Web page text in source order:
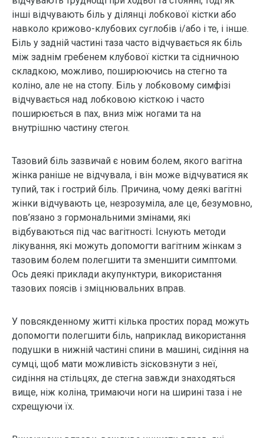
інші відчувають біль у ділянці лобкової кістки або
навколо крижово-клубових суглобів і/або і те, і інше.
Біль у задній частині таза часто відчувається як біль
між заднім гребенем клубової кістки та сідничною
складкою, можливо, поширюючись на стегно та
коліно, але не на стопу. Біль у лобковому симфізі
відчувається над лобковою кісткою і часто
поширюється в пах, вниз між ногами та на
внутрішню частину стегон.
Тазовий біль зазвичай є новим болем, якого вагітна
жінка раніше не відчувала, і він може відчуватися як
тупий, так і гострий біль. Причина, чому деякі вагітні
жінки відчувають це, незрозуміла, але це, безумовно,
пов’язано з гормональними змінами, які
відбуваються під час вагітності. Існують методи
лікування, які можуть допомогти вагітним жінкам з
тазовим болем полегшити та зменшити симптоми.
Ось деякі приклади акупунктури, використання
тазових поясів і зміцнювальних вправ.
У повсякденному житті кілька простих порад можуть
допомогти полегшити біль, наприклад використання
подушки в нижній частині спини в машині, сидіння на
сумці, щоб мати можливість зісковзнути з неї,
сидіння на стільцях, де стегна завжди знаходяться
вище, ніж коліна, тримаючи ноги на ширині таза і не
схрещуючи їх.